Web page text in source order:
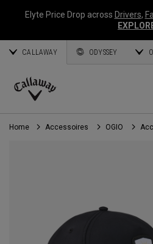
Elyte Price Drop across Drivers,
CALLAWAY ODYSSEY
Callaway
Golf
Home Accessoires OGIO